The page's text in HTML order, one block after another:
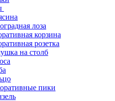
лоза
корзина
розетка
на столб
пики